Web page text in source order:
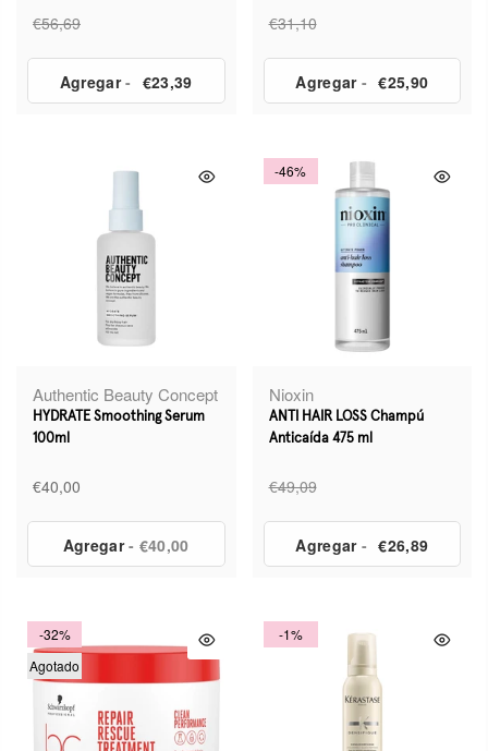
€56,69
Agregar- €23,39
€31,10
Agregar- €25,90
Authentic Beauty Concept
HYDRATE Smoothing Serum
100ml
€40,00
Agregar- €40,00
-46%
Nioxin
ANTI HAIR LOSS Champú
Anticaída 475 ml
€49,09
Agregar- €26,89
-32%
Agotado
-1%